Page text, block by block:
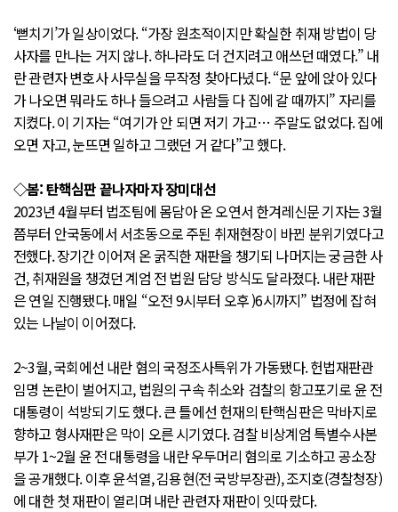
‘뻗치기’가 일상이었다. “가장 원초적이지만 확실한 취재 방법이 당
사자를 만나는 거지 않나. 하나라도 더 건지려고 애쓰던 때였다.” 내
란 관련자 변호사 사무실을 무작정 찾아다녔다. “문 앞에 앉아 있다
가 나오면 뭐라도 하나 들으려고 사람들 다 집에 갈 때까지” 자리를
지켰다. 이 기자는 “여기가 안 되면 저기 가고… 주말도 없었다. 집에
오면 자고, 눈뜨면 일하고 그랬던 거 같다”고 했다.
◇봄: 탄핵심판 끝나자마자 장미대선
2023년 4월부터 법조팀에 몸담아 온 오연서 한겨레신문 기자는 3월
쯤부터 안국동에서 서초동으로 주된 취재현장이 바뀐 분위기였다고
전했다. 장기간 이어져 온 굵직한 재판을 챙기되 나머지는 궁금한 사
건, 취재원을 챙겼던 계엄 전 법원 담당 방식도 달라졌다. 내란 재판
은 연일 진행됐다. 매일 “오전 9시부터 오후 )6시까지” 법정에 잡혀
있는 나날이 이어졌다.
2~3월, 국회에선 내란 혐의 국정조사특위가 가동됐다. 헌법재판관
임명 논란이 벌어지고, 법원의 구속 취소와 검찰의 항고포기로 윤 전
대통령이 석방되기도 했다. 큰 틀에선 헌재의 탄핵심판은 막바지로
향하고 형사재판은 막이 오른 시기였다. 검찰 비상계엄 특별수사본
부가 1~2월 윤 전 대통령을 내란 우두머리 혐의로 기소하고 공소장
을 공개했다. 이후 윤석열, 김용현(전 국방부장관), 조지호(경찰청장)
에 대한 첫 재판이 열리며 내란 관련자 재판이 잇따랐다.